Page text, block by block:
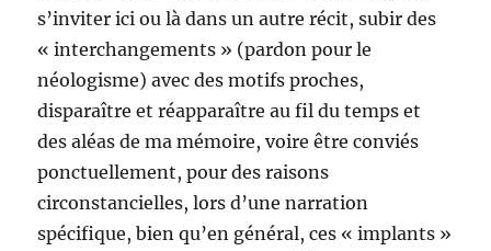
s’inviter ici ou là dans un autre récit, subir des
« interchangements » (pardon pour le
néologisme) avec des motifs proches,
disparaître et réapparaître au fil du temps et
des aléas de ma mémoire, voire être conviés
ponctuellement, pour des raisons
circonstancielles, lors d’une narration
spécifique, bien qu’en général, ces « implants »